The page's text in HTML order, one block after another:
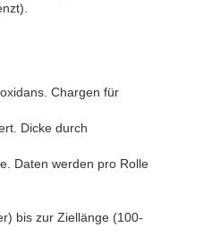
Chargen für
Dicke durch
Daten werden pro Rolle
bis zur Ziellänge (100-